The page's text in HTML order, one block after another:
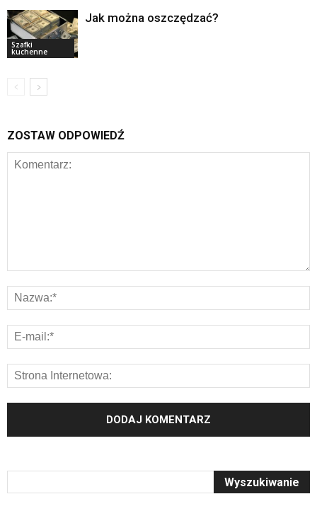
Szafki
kuchenne
Jak można oszczędzać?
ZOSTAW ODPOWIEDŹ